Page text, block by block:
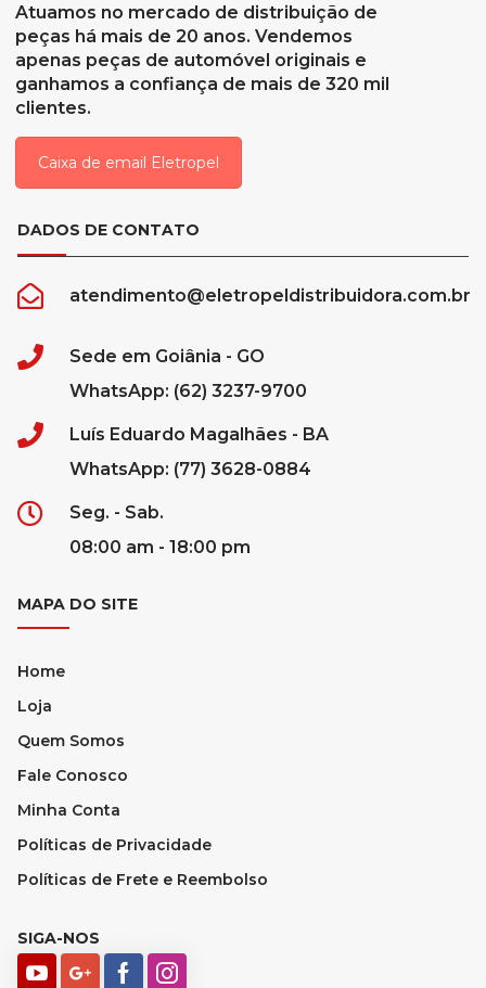
Atuamos no mercado de distribuição de
peças há mais de 20 anos. Vendemos
apenas peças de automóvel originais e
ganhamos a confiança de mais de 320 mil
clientes.
Caixa de email Eletropel
DADOS DE CONTATO
atendimento@eletropeldistribuidora.com.br
Sede em Goiânia - GO
WhatsApp: (62) 3237-9700
Luís Eduardo Magalhães - BA
WhatsApp: (77) 3628-0884
Seg. - Sab.
08:00 am - 18:00 pm
MAPA DO SITE
Home
Loja
Quem Somos
Fale Conosco
Minha Conta
Políticas de Privacidade
Políticas de Frete e Reembolso
SIGA-NOS